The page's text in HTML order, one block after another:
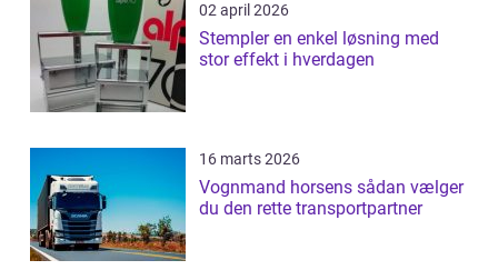
02 april 2026
Stempler en enkel løsning med
stor effekt i hverdagen
16 marts 2026
Vognmand horsens sådan vælger
du den rette transportpartner